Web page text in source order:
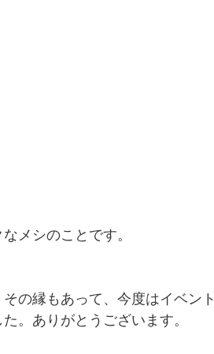
メシのことです。
の縁もあって、今度はイベント
。ありがとうございます。